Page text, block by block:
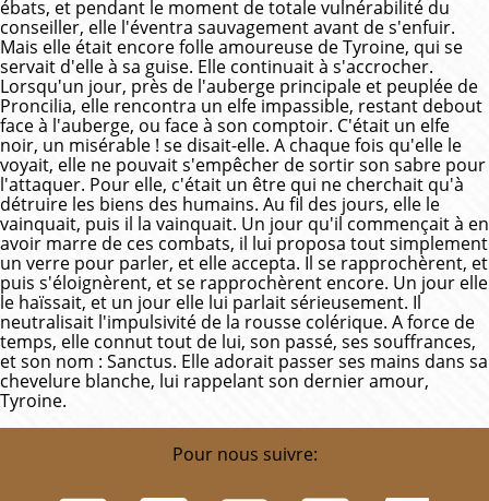
ébats, et pendant le moment de totale vulnérabilité du
conseiller, elle l'éventra sauvagement avant de s'enfuir.
Mais elle était encore folle amoureuse de Tyroine, qui se
servait d'elle à sa guise. Elle continuait à s'accrocher.
Lorsqu'un jour, près de l'auberge principale et peuplée de
Proncilia, elle rencontra un elfe impassible, restant debout
face à l'auberge, ou face à son comptoir. C'était un elfe
noir, un misérable ! se disait-elle. A chaque fois qu'elle le
voyait, elle ne pouvait s'empêcher de sortir son sabre pour
l'attaquer. Pour elle, c'était un être qui ne cherchait qu'à
détruire les biens des humains. Au fil des jours, elle le
vainquait, puis il la vainquait. Un jour qu'il commençait à en
avoir marre de ces combats, il lui proposa tout simplement
un verre pour parler, et elle accepta. Il se rapprochèrent, et
puis s'éloignèrent, et se rapprochèrent encore. Un jour elle
le haïssait, et un jour elle lui parlait sérieusement. Il
neutralisait l'impulsivité de la rousse colérique. A force de
temps, elle connut tout de lui, son passé, ses souffrances,
et son nom : Sanctus. Elle adorait passer ses mains dans sa
chevelure blanche, lui rappelant son dernier amour,
Tyroine.
Pour nous suivre: